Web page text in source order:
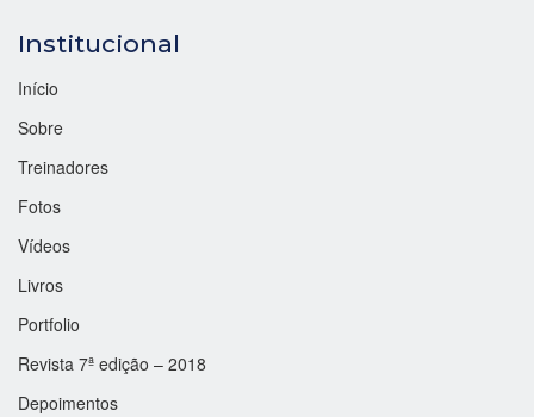
Institucional
Início
Sobre
Treinadores
Fotos
Vídeos
Livros
Portfolio
Revista 7ª edição – 2018
Depoimentos